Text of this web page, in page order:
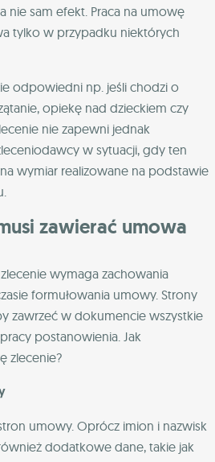
nie sam efekt. Praca na umowę
tylko w przypadku niektórych
odpowiedni np. jeśli chodzi o
opiekę nad dzieckiem czy
nie zapewni jednak
w sytuacji, gdy ten
wymiar realizowane na podstawie
zawierać umowa
wymaga zachowania
formułowania umowy. Strony
zawrzeć w dokumencie wszystkie
postanowienia. Jak
zlecenie?
umowy. Oprócz imion i nazwisk
dodatkowe dane, takie jak